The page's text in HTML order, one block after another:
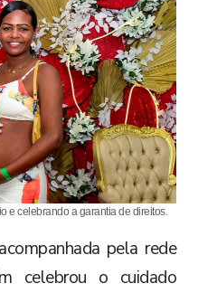
e celebrando a garantia de direitos.
pela rede
celebrou o cuidado